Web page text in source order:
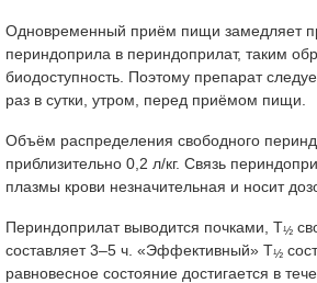
Одновременный приём пищи замедляет
периндоприла в периндоприлат, таким
биодоступность. Поэтому препарат
раз в сутки, утром, перед приёмом пищи.
Объём распределения свободного
приблизительно 0,2 л/кг. Связь
плазмы крови незначительная и носит
Периндоприлат выводится почками, T½
составляет 3–5 ч. «Эффективный» T½
равновесное состояние достигается в